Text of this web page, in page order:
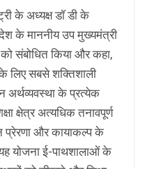
के अध्यक्ष डॉ डी के
के माननीय उप मुख्यमंत्री
संबोधित किया और कहा,
लिए सबसे शक्तिशाली
अर्थव्यवस्था के प्रत्येक
क्षेत्र अत्यधिक तनावपूर्ण
प्रेरणा और कायाकल्प के
योजना ई-पाथशालाओं के